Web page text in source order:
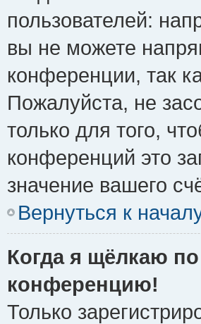
пользователей:
вы не можете
конференции, так
Пожалуйста, не
только для того,
конференций это
значение вашего
Вернуться к
Когда я щёлкаю
конференцию!
Только